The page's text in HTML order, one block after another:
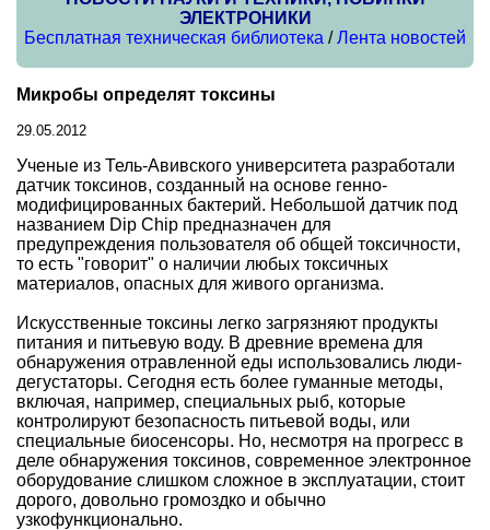
ЭЛЕКТРОНИКИ
Бесплатная техническая библиотека /Лента новостей
Микробы определят токсины
29.05.2012
Ученые из Тель-Авивского университета разработали
датчик токсинов, созданный на основе генно-
модифицированных бактерий. Небольшой датчик под
названием Dip Chip предназначен для
предупреждения пользователя об общей токсичности,
то есть "говорит" о наличии любых токсичных
материалов, опасных для живого организма.
Искусственные токсины легко загрязняют продукты
питания и питьевую воду. В древние времена для
обнаружения отравленной еды использовались люди-
дегустаторы. Сегодня есть более гуманные методы,
включая, например, специальных рыб, которые
контролируют безопасность питьевой воды, или
специальные биосенсоры. Но, несмотря на прогресс в
деле обнаружения токсинов, современное электронное
оборудование слишком сложное в эксплуатации, стоит
дорого, довольно громоздко и обычно
узкофункционально.